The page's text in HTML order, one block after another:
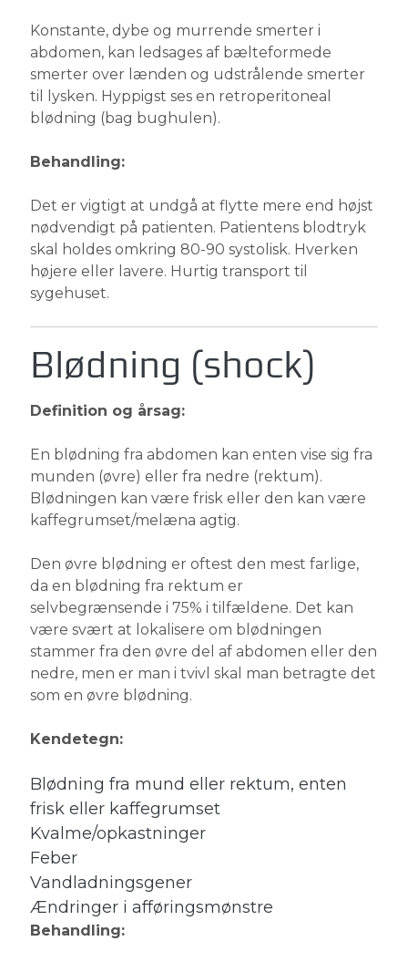
Konstante, dybe og murrende smerter i
abdomen, kan ledsages af bælteformede
smerter over lænden og udstrålende smerter
til lysken. Hyppigst ses en retroperitoneal
blødning (bag bughulen).
Behandling:
Det er vigtigt at undgå at flytte mere end højst
nødvendigt på patienten. Patientens blodtryk
skal holdes omkring 80-90 systolisk. Hverken
højere eller lavere. Hurtig transport til
sygehuset.
Blødning (shock)
Definition og årsag:
En blødning fra abdomen kan enten vise sig fra
munden (øvre) eller fra nedre (rektum).
Blødningen kan være frisk eller den kan være
kaffegrumset/melæna agtig.
Den øvre blødning er oftest den mest farlige,
da en blødning fra rektum er
selvbegrænsende i 75% i tilfældene. Det kan
være svært at lokalisere om blødningen
stammer fra den øvre del af abdomen eller den
nedre, men er man i tvivl skal man betragte det
som en øvre blødning.
Kendetegn:
Blødning fra mund eller rektum, enten
frisk eller kaffegrumset
Kvalme/opkastninger
Feber
Vandladningsgener
Ændringer i afføringsmønstre
Behandling: